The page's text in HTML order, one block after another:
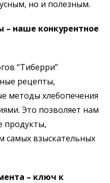
но и полезным.
– наше конкурентное
“Тиберри”
рецепты,
методы хлебопечения
Это позволяет нам
продукты,
самых взыскательных
– ключ к